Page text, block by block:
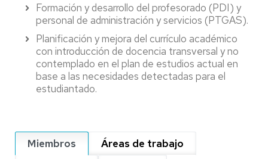
Formación y desarrollo del profesorado (PDI) y
personal de administración y servicios (PTGAS).
Planificación y mejora del currículo académico
con introducción de docencia transversal y no
contemplado en el plan de estudios actual en
base a las necesidades detectadas para el
estudiantado.
Miembros
Áreas de trabajo